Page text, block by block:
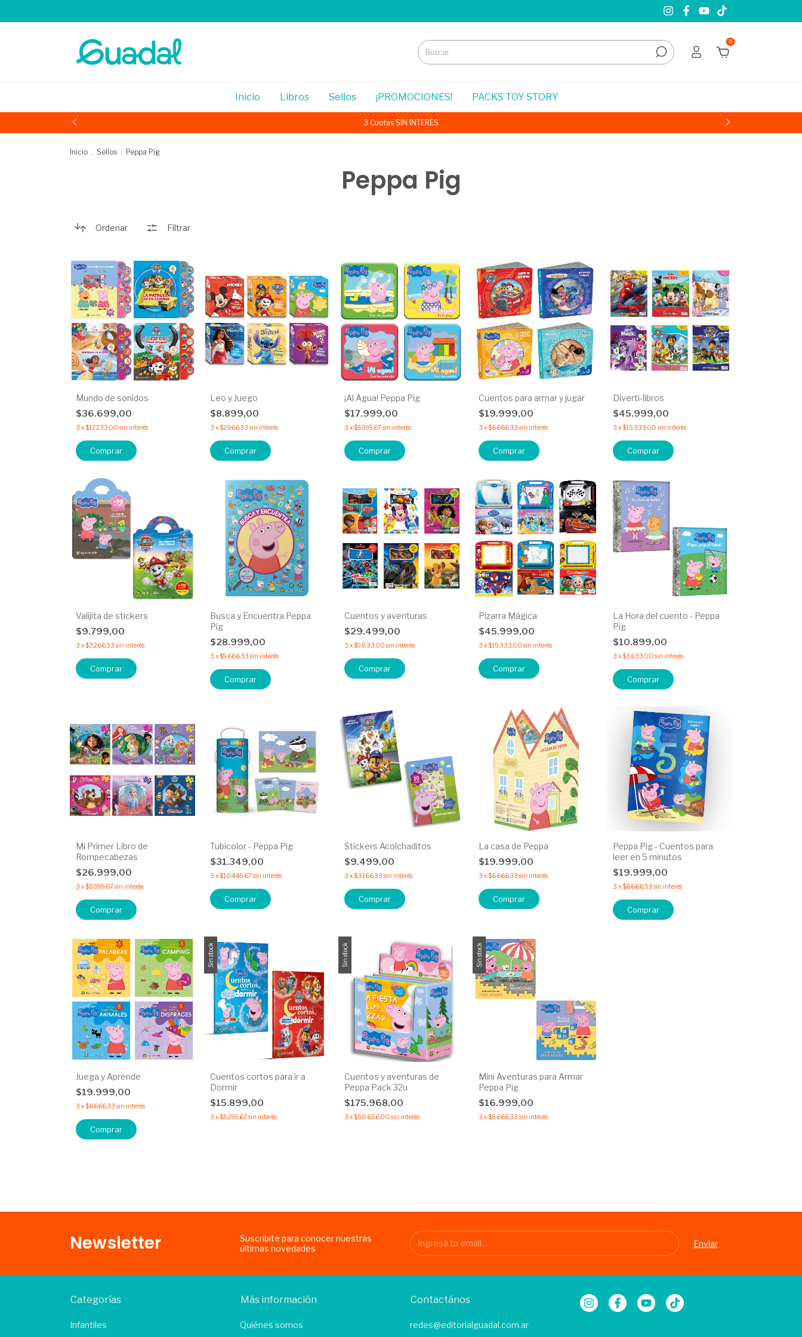
0
Inicio Libros Sellos ¡PROMOCIONES! PACKS TOY STORY
3 Cuotas SIN INTERÉS
Inicio . Sellos . Peppa Pig
Peppa Pig
Ordenar Filtrar
Mundo de sonidos
$36.699,00
3 x$12.233,00 sin interés
Comprar
Leo y Juego
$8.899,00
3 x$2.966,33 sin interés
Comprar
¡Al Agua! Peppa Pig
$17.999,00
3 x$5.999,67sin interés
Comprar
Cuentos para armar y jugar
$19.999,00
3 x$6.666,33 sin interés
Comprar
Diverti-libros
$45.999,00
3 x$15.333,00 sin interés
Comprar
Valijita de stickers
$9.799,00
3 x$3.266,33 sin interés
Comprar
Busca y Encuentra Peppa
Pig
$28.999,00
3 x$9.666,33 sin interés
Cuentos y aventuras
$29.499,00
3 x$9.833,00 sin interés
Comprar
Pizarra Mágica
$45.999,00
3 x$15.333,00 sin interés
Comprar
La Hora del cuento - Peppa
Pig
$10.899,00
3 x$3.633,00 sin interés
Comprar
Mi Primer Libro de
Rompecabezas
$26.999,00
3 x$8.999,67sin interés
Comprar
Tubicolor - Peppa Pig
$31.349,00
3 x$10.449,67sin interés
Stickers Acolchaditos
$9.499,00
3 x$3.166,33 sin interés
Comprar
La casa de Peppa
$19.999,00
3 x$6.666,33 sin interés
Peppa Pig - Cuentos para
leer en 5 minutos
$19.999,00
3 x$6.666,33 sin interés
Juega y Aprende
$19.999,00
3 x$6.666,33 sin interés
Comprar
Sin stock
Cuentos cortos para ir a
Dormir
$15.899,00
3 x$5.299,67sin interés
Sin stock
Cuentos y aventuras de
Peppa Pack 32u
$175.968,00
3 x$58.656,00 sin interés
Sin stock
Mini Aventuras para Armar
Peppa Pig
$16.999,00
3 x$5.666,33 sin interés
Newsletter
Suscribite para conocer nuestras
últimas novedades
Categorías
Infantiles
Más información
Quiénes somos
Contactános
redes@editorialguadal.com.ar